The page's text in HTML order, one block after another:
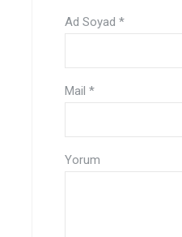
Ad Soyad *
Mail *
Yorum